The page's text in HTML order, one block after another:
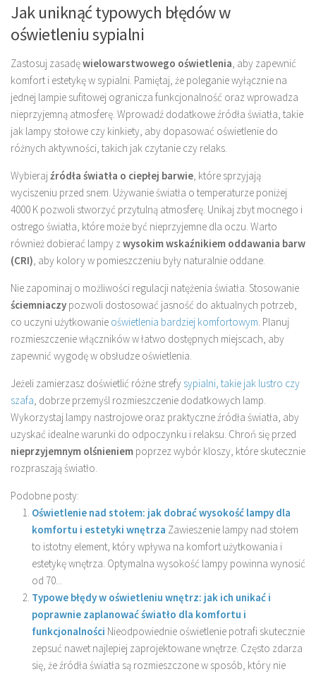
Jak uniknąć typowych błędów w
oświetleniu sypialni
Zastosuj zasadęwielowarstwowego oświetlenia , aby zapewnić
komfort i estetykę w sypialni. Pamiętaj, że poleganie wyłącznie na
jednej lampie sufitowej ogranicza funkcjonalność oraz wprowadza
nieprzyjemną atmosferę. Wprowadź dodatkowe źródła światła, takie
jak lampy stołowe czy kinkiety, aby dopasować oświetlenie do
różnych aktywności, takich jak czytanie czy relaks.
Wybieraj źródła światła o ciepłej barwie , które sprzyjają
wyciszeniu przed snem. Używanie światła o temperaturze poniżej
4000 K pozwoli stworzyć przytulną atmosferę. Unikaj zbyt mocnego i
ostrego światła, które może być nieprzyjemne dla oczu. Warto
również dobierać lampy z wysokim wskaźnikiem oddawania barw
(CRI) , aby kolory w pomieszczeniu były naturalnie oddane.
Nie zapominaj o możliwości regulacji natężenia światła. Stosowanie
ściemniaczy pozwoli dostosować jasność do aktualnych potrzeb,
co uczyni użytkowanie oświetlenia bardziej komfortowym . Planuj
rozmieszczenie włączników w łatwo dostępnych miejscach, aby
zapewnić wygodę w obsłudze oświetlenia.
Jeżeli zamierzasz doświetlić różne strefy sypialni, takie jak lustro czy
szafa , dobrze przemyśl rozmieszczenie dodatkowych lamp.
Wykorzystaj lampy nastrojowe oraz praktyczne źródła światła, aby
uzyskać idealne warunki do odpoczynku i relaksu. Chroń się przed
nieprzyjemnym olśnieniem poprzez wybór kloszy, które skutecznie
rozpraszają światło.
Podobne posty:
Oświetlenie nad stołem: jak dobrać wysokość lampy dla
komfortu i estetyki wnętrza Zawieszenie lampy nad stołem
to istotny element, który wpływa na komfort użytkowania i
estetykę wnętrza. Optymalna wysokość lampy powinna wynosić
od 70...
Typowe błędy w oświetleniu wnętrz: jak ich unikać i
poprawnie zaplanować światło dla komfortu i
funkcjonalności Nieodpowiednie oświetlenie potrafi skutecznie
zepsuć nawet najlepiej zaprojektowane wnętrze. Często zdarza
się, że źródła światła są rozmieszczone w sposób, który nie